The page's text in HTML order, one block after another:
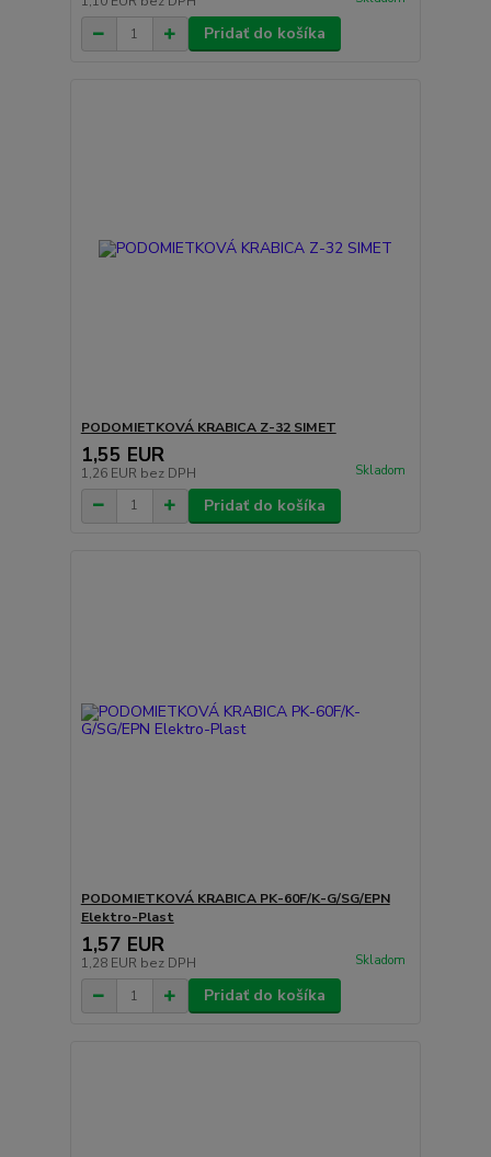
Pridať do košíka
PODOMIETKOVÁ KRABICA Z-32 SIMET
1,55 EUR
1,26 EUR bez DPH Skladom
Pridať do košíka
PODOMIETKOVÁ KRABICA PK-60F/K-G/SG/EPN
Elektro-Plast
1,57 EUR
1,28 EUR bez DPH Skladom
Pridať do košíka